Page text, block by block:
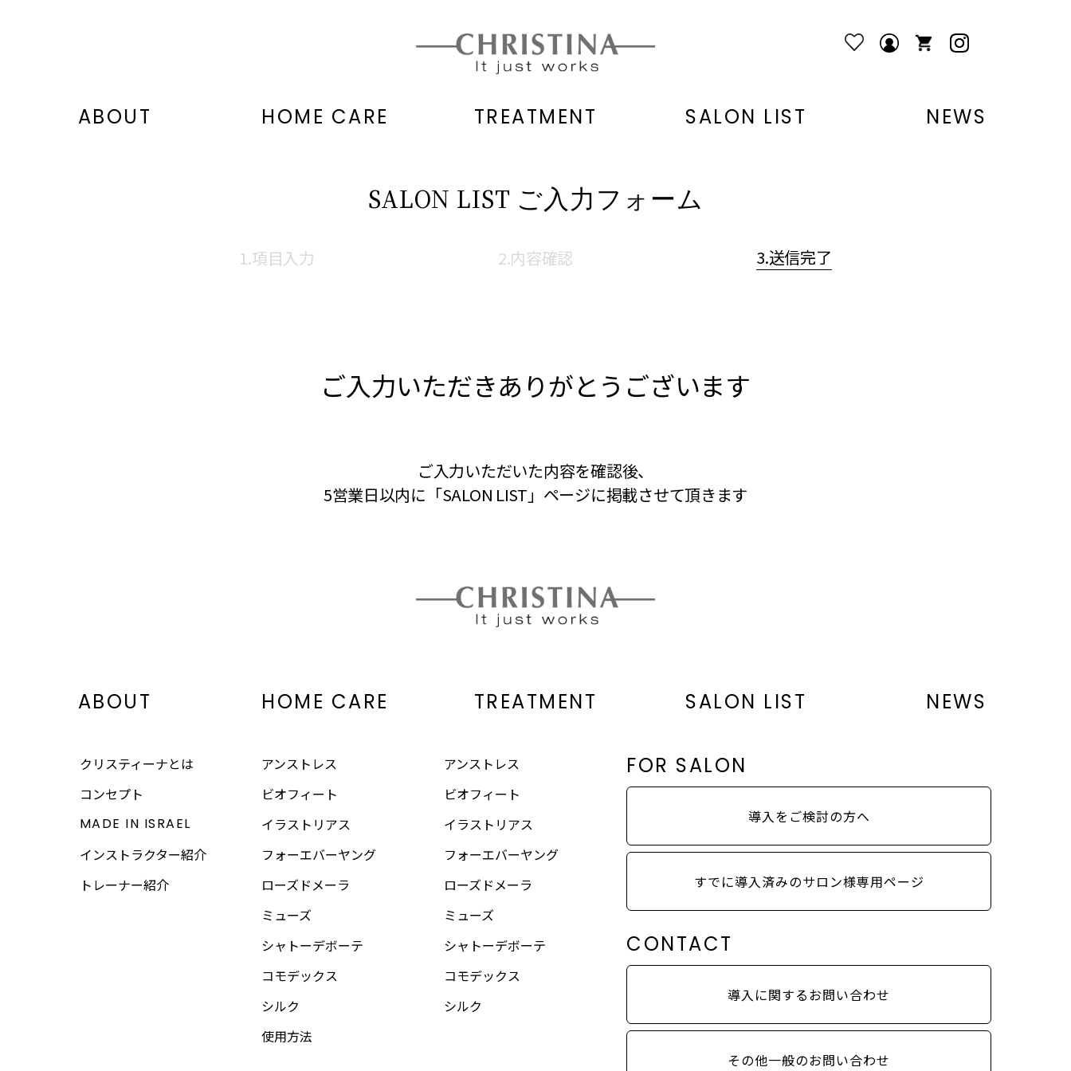
ABOUT HOME CARE TREATMENT SALON LIST NEWS
SALON LIST ご入力フォーム
1.項目入力 2.内容確認 3.送信完了
ご入力いただきありがとうございます
ご入力いただいた内容を確認後、
5営業日以内に「SALON LIST」ページに掲載させて頂きます
ABOUT HOME CARE TREATMENT SALON LIST NEWS
クリスティーナとは アンストレス
アンストレス
コンセプト
ビオフィート ビオフィート
MADE IN ISRAEL イラストリアス
イラストリアス
インストラクター紹介
フォーエバーヤング
フォーエバーヤング
トレーナー紹介
ローズドメーラ
ローズドメーラ
ミューズ
ミューズ
シャトーデボーテ
シャトーデボーテ
コモデックス
コモデックス
シルク
シルク
使用方法
FOR SALON
導入をご検討の方へ
すでに導入済みのサロン様専用ページ
CONTACT
導入に関するお問い合わせ
その他一般のお問い合わせ